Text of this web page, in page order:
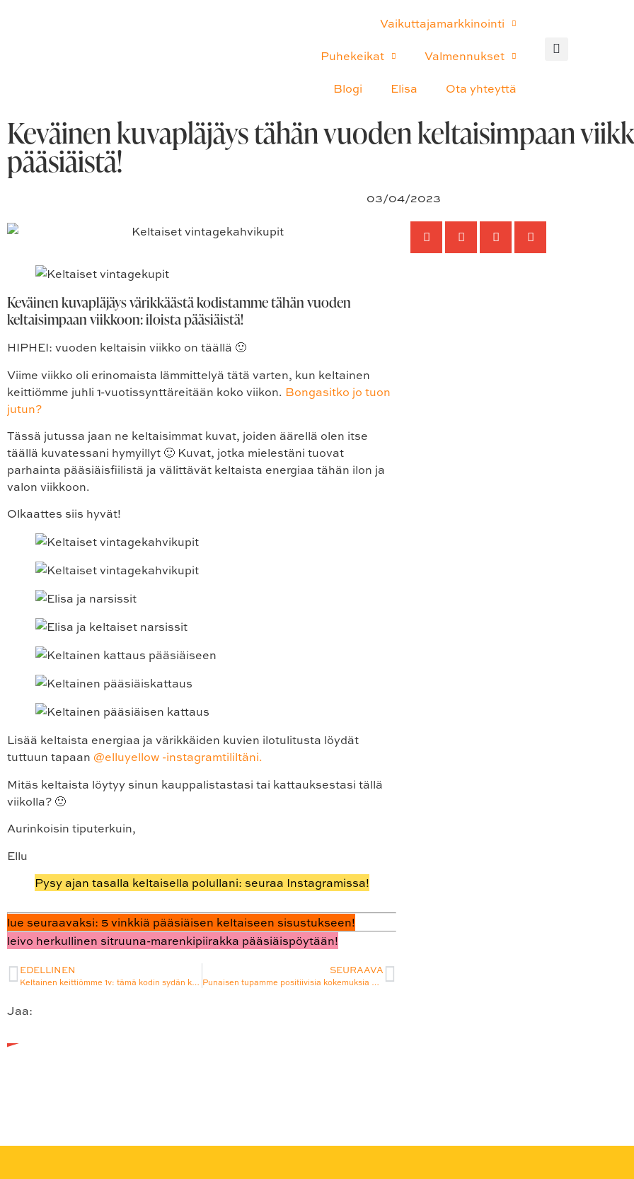
Vaikuttajamarkkinointi
Puhekeikat Valmennukset
Blogi Elisa Ota yhteyttä
Keväinen kuvapläjäys tähän vuoden keltaisimpaan
pääsiäistä!
03/04/2023
Keväinen kuvapläjäys värikkäästä kodistamme tähän vuoden
keltaisimpaan viikkoon: iloista pääsiäistä!
HIPHEI: vuoden keltaisin viikko on täällä 🙂
Viime viikko oli erinomaista lämmittelyä tätä varten, kun keltainen
keittiömme juhli 1-vuotissynttäreitään koko viikon. Bongasitko jo tuon
jutun?
Tässä jutussa jaan ne keltaisimmat kuvat, joiden äärellä olen itse
täällä kuvatessani hymyillyt 🙂 Kuvat, jotka mielestäni tuovat
parhainta pääsiäisfiilistä ja välittävät keltaista energiaa tähän ilon ja
valon viikkoon.
Olkaattes siis hyvät!
Lisää keltaista energiaa ja värikkäiden kuvien ilotulitusta löydät
tuttuun tapaan @elluyellow -instagramtililtäni.
Mitäs keltaista löytyy sinun kauppalistastasi tai kattauksestasi tällä
viikolla? 🙂
Aurinkoisin tiputerkuin,
Ellu
Pysy ajan tasalla keltaisella polullani: seuraa Instagramissa!
lue seuraavaksi: 5 vinkkiä pääsiäisen keltaiseen sisustukseen!
leivo herkullinen sitruuna-marenkipiirakka pääsiäispöytään!
EDELLINEN
Keltainen keittiömme 1v: tämä kodin sydän kruunasi värikkään sisustuksemme ja ihastuttaa Instagram-tililläni edelleen
SEURAAVA
Punaisen tupamme positiivisia kokemuksia Sorcolor-maalausliikkeen kanssa
Jaa: